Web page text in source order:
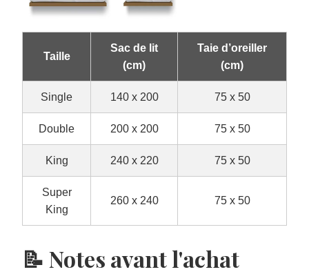
Taille
Sac de lit
(cm)
Taie d’oreiller
(cm)
Single 140 x 200 75 x 50
Double 200 x 200 75 x 50
King 240 x 220 75 x 50
Super
King
260 x 240 75 x 50
📝 Notes avant l'achat